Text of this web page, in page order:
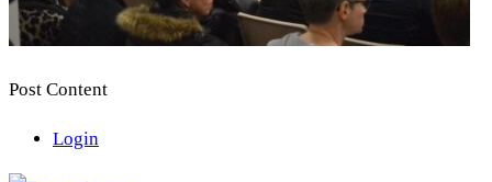
Post Content
Login